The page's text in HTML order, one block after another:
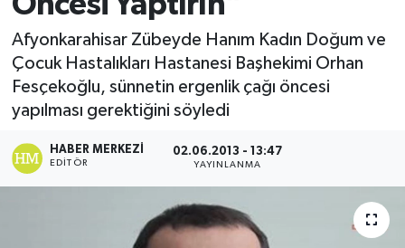
Afyonkarahisar Zübeyde Hanım Kadın Doğum ve
Çocuk Hastalıkları Hastanesi Başhekimi Orhan
Fesçekoğlu, sünnetin ergenlik çağı öncesi
yapılması gerektiğini söyledi
HABER MERKEZI
EDITÖR
02.06.2013 - 13:47
YAYINLANMA